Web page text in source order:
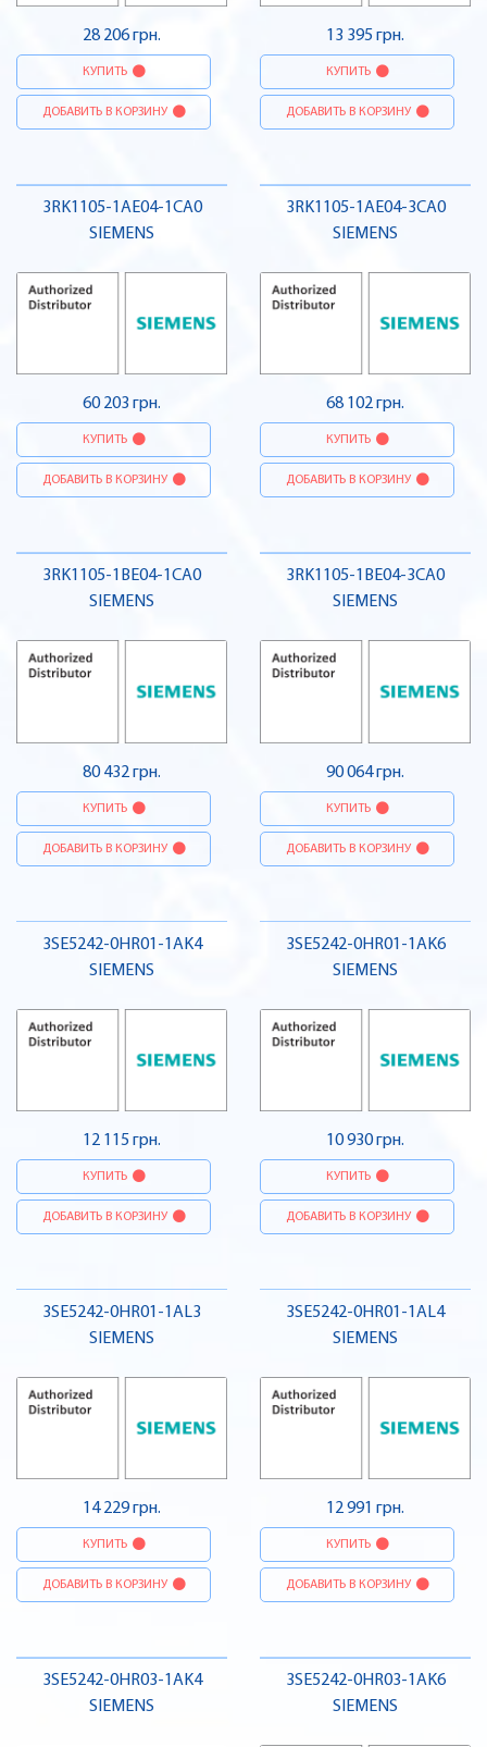
28 206 грн.
КУПИТЬ
ДОБАВИТЬ В КОРЗИНУ
13 395 грн.
КУПИТЬ
ДОБАВИТЬ В КОРЗИНУ
3RK1105-1AE04-1CA0
SIEMENS
60 203 грн.
КУПИТЬ
ДОБАВИТЬ В КОРЗИНУ
3RK1105-1AE04-3CA0
SIEMENS
68 102 грн.
КУПИТЬ
ДОБАВИТЬ В КОРЗИНУ
3RK1105-1BE04-1CA0
SIEMENS
80 432 грн.
КУПИТЬ
ДОБАВИТЬ В КОРЗИНУ
3RK1105-1BE04-3CA0
SIEMENS
90 064 грн.
КУПИТЬ
ДОБАВИТЬ В КОРЗИНУ
3SE5242-0HR01-1AK4
SIEMENS
12 115 грн.
КУПИТЬ
ДОБАВИТЬ В КОРЗИНУ
3SE5242-0HR01-1AK6
SIEMENS
10 930 грн.
КУПИТЬ
ДОБАВИТЬ В КОРЗИНУ
3SE5242-0HR01-1AL3
SIEMENS
14 229 грн.
КУПИТЬ
ДОБАВИТЬ В КОРЗИНУ
3SE5242-0HR01-1AL4
SIEMENS
12 991 грн.
КУПИТЬ
ДОБАВИТЬ В КОРЗИНУ
3SE5242-0HR03-1AK4
SIEMENS
3SE5242-0HR03-1AK6
SIEMENS